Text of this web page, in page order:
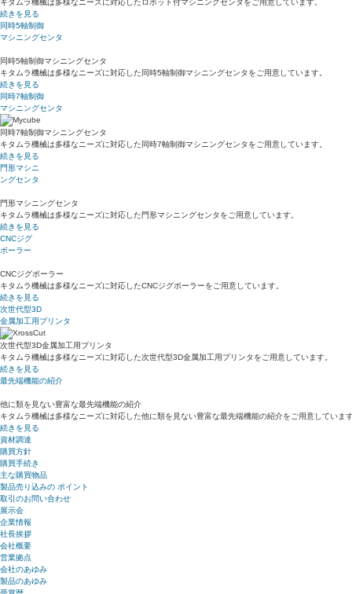
キタムラ機械は多様なニーズに対応したロボット付マシニングセンタをご用意しています。
続きを見る
同時5軸制御
マシニングセンタ
同時5軸制御マシニングセンタ
キタムラ機械は多様なニーズに対応した同時5軸制御マシニングセンタをご用意しています。
続きを見る
同時7軸制御
マシニングセンタ
同時7軸制御マシニングセンタ
キタムラ機械は多様なニーズに対応した同時7軸制御マシニングセンタをご用意しています。
続きを見る
門形マシニ
ングセンタ
門形マシニングセンタ
キタムラ機械は多様なニーズに対応した門形マシニングセンタをご用意しています。
続きを見る
CNCジグ
ボーラー
CNCジグボーラー
キタムラ機械は多様なニーズに対応したCNCジグボーラーをご用意しています。
続きを見る
次世代型3D
金属加工用プリンタ
次世代型3D金属加工用プリンタ
キタムラ機械は多様なニーズに対応した次世代型3D金属加工用プリンタをご用意しています。
続きを見る
最先端機能の紹介
他に類を見ない豊富な最先端機能の紹介
キタムラ機械は多様なニーズに対応した他に類を見ない豊富な最先端機能の紹介をご用意していま
続きを見る
資材調達
購買方針
購買手続き
主な購買物品
製品売り込みの ポイント
取引のお問い合わせ
展示会
企業情報
社長挨拶
会社概要
営業拠点
会社のあゆみ
製品のあゆみ